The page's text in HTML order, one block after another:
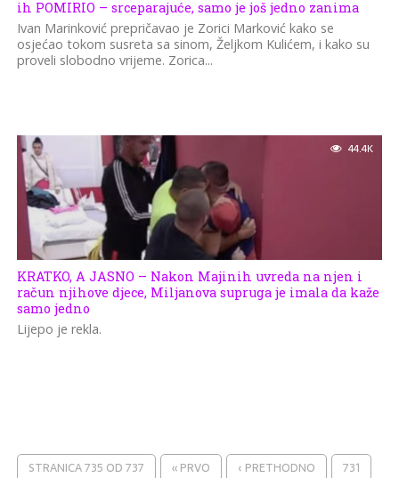
ih POMIRIO – srceparajuće, samo je još jedno zanima
Ivan Marinković prepričavao je Zorici Marković kako se
osjećao tokom susreta sa sinom, Željkom Kulićem, i kako su
proveli slobodno vrijeme. Zorica...
44.4K
KRATKO, A JASNO – Nakon Majinih uvreda na njen i
račun njihove djece, Miljanova supruga je imala da kaže
samo jedno
Lijepo je rekla.
STRANICA 735 OD 737 « PRVO ‹ PRETHODNO
731